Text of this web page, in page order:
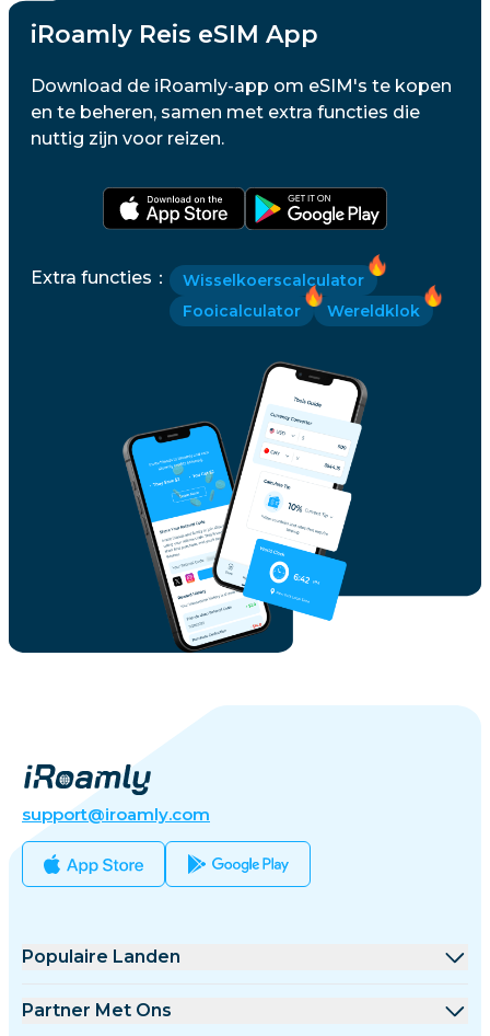
iRoamly Reis eSIM App
Download de iRoamly-app om eSIM's te kopen
en te beheren, samen met extra functies die
nuttig zijn voor reizen.
Extra functies ：
Wisselkoerscalculator
Fooicalculator
Wereldklok
support@iroamly.com
Populaire Landen
Verenigde Staten
Partner Met Ons